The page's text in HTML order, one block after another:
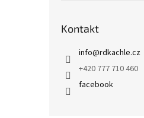
Kontakt
info@rdkachle.cz
+420 777 710 460
facebook